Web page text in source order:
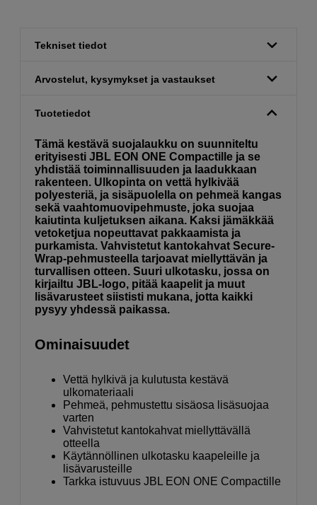
Tekniset tiedot
Arvostelut, kysymykset ja vastaukset
Tuotetiedot
Tämä kestävä suojalaukku on suunniteltu
erityisesti JBL EON ONE Compactille ja se
yhdistää toiminnallisuuden ja laadukkaan
rakenteen. Ulkopinta on vettä hylkivää
polyesteriä, ja sisäpuolella on pehmeä kangas
sekä vaahtomuovipehmuste, joka suojaa
kaiutinta kuljetuksen aikana. Kaksi jämäkkää
vetoketjua nopeuttavat pakkaamista ja
purkamista. Vahvistetut kantokahvat Secure-
Wrap-pehmusteella tarjoavat miellyttävän ja
turvallisen otteen. Suuri ulkotasku, jossa on
kirjailtu JBL-logo, pitää kaapelit ja muut
lisävarusteet siististi mukana, jotta kaikki
pysyy yhdessä paikassa.
Ominaisuudet
Vettä hylkivä ja kulutusta kestävä
ulkomateriaali
Pehmeä, pehmustettu sisäosa lisäsuojaa
varten
Vahvistetut kantokahvat miellyttävällä
otteella
Käytännöllinen ulkotasku kaapeleille ja
lisävarusteille
Tarkka istuvuus JBL EON ONE Compactille